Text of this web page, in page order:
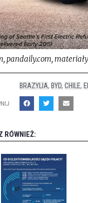
pandaily.com,
BRAZYLIA, BYD, CHILE,
RÓWNIEŻ: